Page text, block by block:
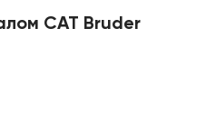
CAT Bruder